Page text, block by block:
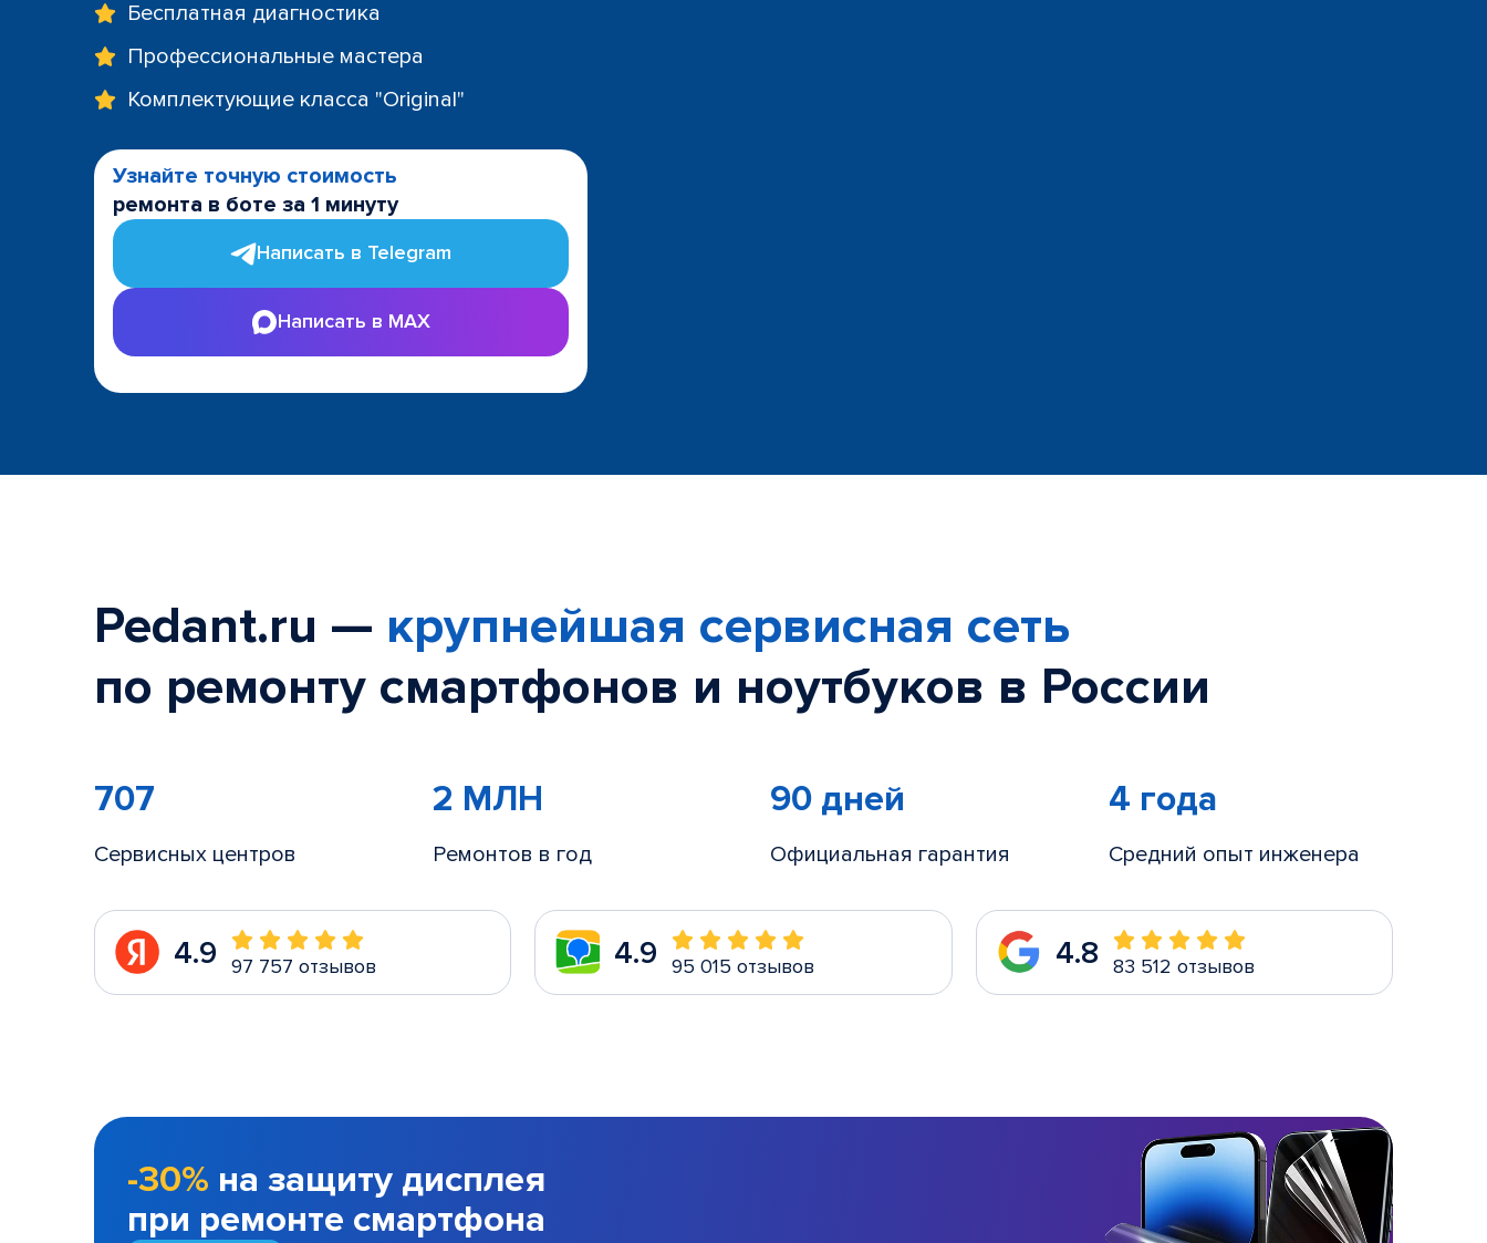
Бесплатная диагностика
Профессиональные мастера
Комплектующие класса "Original"
Узнайте точную стоимость
ремонта в боте за 1 минуту
Написать в Telegram
Написать в MAX
Pedant.ru — крупнейшая сервисная сеть
по ремонту смартфонов и ноутбуков в России
707
Сервисных центров
2 МЛН
Ремонтов в год
90 дней
Официальная гарантия
4 года
Средний опыт инженера
4.9 97 757 отзывов 4.9 95 015 отзывов 4.8 83 512 отзывов
-30% на защиту дисплея
при ремонте смартфона